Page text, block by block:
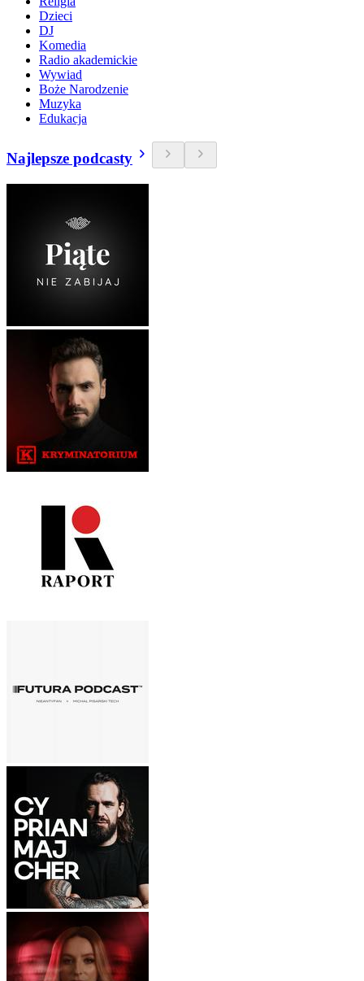
Dzieci
DJ
Komedia
Radio akademickie
Wywiad
Boże Narodzenie
Muzyka
Edukacja
Najlepsze podcasty